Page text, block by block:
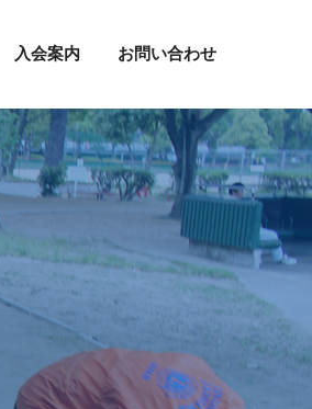
入会案内 お問い合わせ